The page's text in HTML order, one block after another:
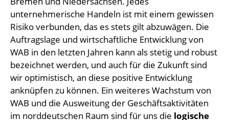
unternehmerische Handeln ist mit einem gewissen
Risiko verbunden, das es stets gilt abzuwägen. Die
Auftragslage und wirtschaftliche Entwicklung von
WAB in den letzten Jahren kann als stetig und robust
bezeichnet werden, und auch für die Zukunft sind
wir optimistisch, an diese positive Entwicklung
anknüpfen zu können. Ein weiteres Wachstum von
WAB und die Ausweitung der Geschäftsaktivitäten
im norddeutschen Raum sind für uns die logische